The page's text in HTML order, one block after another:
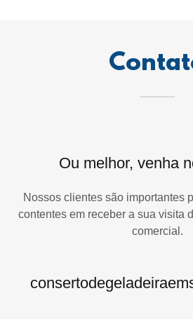
Ou melhor, venha
Nossos clientes são importantes
contentes em receber a sua visita
comercial.